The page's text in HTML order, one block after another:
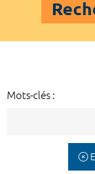
Mots-clés :